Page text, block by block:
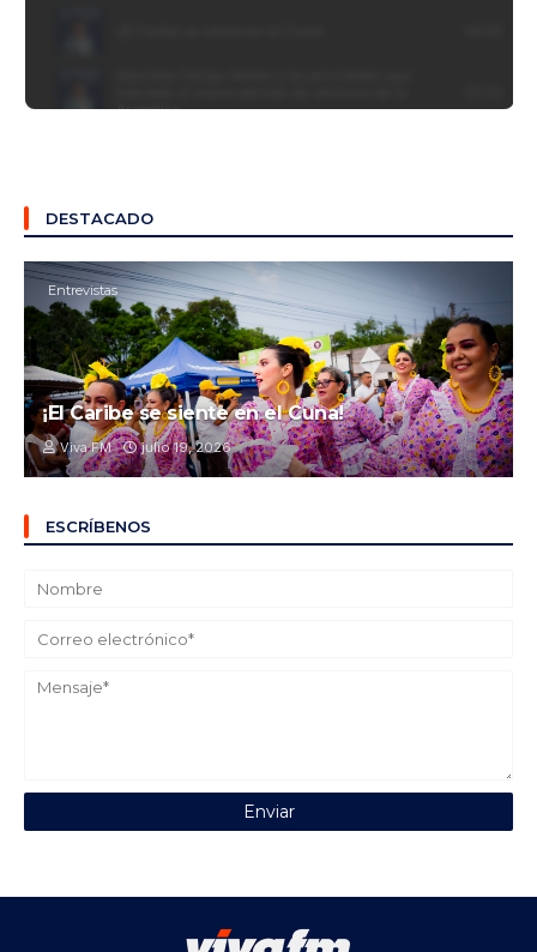
DESTACADO
Entrevistas
¡El Caribe se siente en el Cuna!
Viva FM julio 19, 2026
ESCRÍBENOS